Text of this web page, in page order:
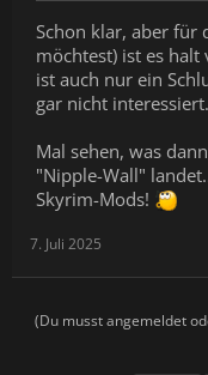
Schon klar, aber für
möchtest) ist es
ist auch nur ein
gar nicht
Mal sehen, was
"Nipple-Wall"
Skyrim-Mods!
7. Juli 2025
(Du musst angemeldet